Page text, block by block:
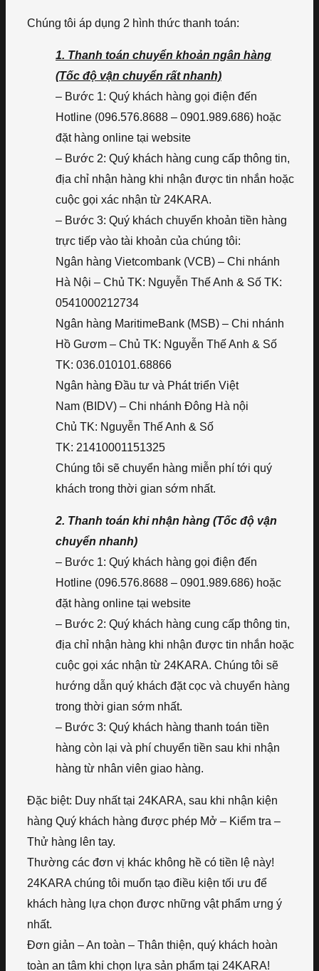
Chúng tôi áp dụng 2 hình thức thanh toán:
1. Thanh toán chuyển khoản ngân hàng
(Tốc độ vận chuyển rất nhanh)
– Bước 1: Quý khách hàng gọi điện đến
Hotline (096.576.8688 – 0901.989.686) hoặc
đặt hàng online tại website
– Bước 2: Quý khách hàng cung cấp thông tin,
địa chỉ nhận hàng khi nhận được tin nhắn hoặc
cuộc gọi xác nhận từ 24KARA.
– Bước 3: Quý khách chuyển khoản tiền hàng
trực tiếp vào tài khoản của chúng tôi:
Ngân hàng Vietcombank (VCB) – Chi nhánh
Hà Nội – Chủ TK: Nguyễn Thế Anh & Số TK:
0541000212734
Ngân hàng MaritimeBank (MSB) – Chi nhánh
Hồ Gươm – Chủ TK: Nguyễn Thế Anh & Số
TK: 036.010101.68866
Ngân hàng Đầu tư và Phát triển Việt
Nam (BIDV) – Chi nhánh Đông Hà nội
Chủ TK: Nguyễn Thế Anh & Số
TK: 21410001151325
Chúng tôi sẽ chuyển hàng miễn phí tới quý
khách trong thời gian sớm nhất.
2. Thanh toán khi nhận hàng (Tốc độ vận
chuyển nhanh)
– Bước 1: Quý khách hàng gọi điện đến
Hotline (096.576.8688 – 0901.989.686) hoặc
đặt hàng online tại website
– Bước 2: Quý khách hàng cung cấp thông tin,
địa chỉ nhận hàng khi nhận được tin nhắn hoặc
cuộc gọi xác nhận từ 24KARA. Chúng tôi sẽ
hướng dẫn quý khách đặt cọc và chuyển hàng
trong thời gian sớm nhất.
– Bước 3: Quý khách hàng thanh toán tiền
hàng còn lại và phí chuyển tiền sau khi nhận
hàng từ nhân viên giao hàng.
Đặc biệt: Duy nhất tại 24KARA, sau khi nhận kiện
hàng Quý khách hàng được phép Mở – Kiểm tra –
Thử hàng lên tay.
Thường các đơn vị khác không hề có tiền lệ này!
24KARA chúng tôi muốn tạo điều kiện tối ưu để
khách hàng lựa chọn được những vật phẩm ưng ý
nhất.
Đơn giản – An toàn – Thân thiện, quý khách hoàn
toàn an tâm khi chọn lựa sản phẩm tại 24KARA!